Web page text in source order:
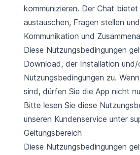
kommunizieren. Der Chat
austauschen, Fragen stellen
Kommunikation und
Diese Nutzungsbedingungen
Download, der Installation
Nutzungsbedingungen zu.
sind, dürfen Sie die App nicht
Bitte lesen Sie diese
unseren Kundenservice unter
Geltungsbereich
Diese Nutzungsbedingungen